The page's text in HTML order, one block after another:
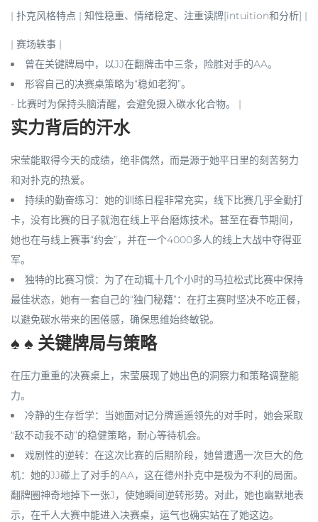
| 扑克风格特点 | 知性稳重、情绪稳定、注重读牌[intuition和分析] |
| 赛场轶事 |
曾在关键牌局中，以JJ在翻牌击中三条，险胜对手的AA。
形容自己的决赛桌策略为“稳如老狗”。
- 比赛时为保持头脑清醒，会避免摄入碳水化合物。 |
实力背后的汗水
宋莹能取得今天的成绩，绝非偶然，而是源于她平日里的刻苦努力
和对扑克的热爱。
持续的勤奋练习：她的训练日程非常充实，线下比赛几乎全勤打
卡，没有比赛的日子就泡在线上平台磨炼技术。甚至在春节期间，
她也在与线上赛事“约会”，并在一个4000多人的线上大战中夺得亚
军。
独特的比赛习惯：为了在动辄十几个小时的马拉松式比赛中保持
最佳状态，她有一套自己的“独门秘籍”：在打主赛时坚决不吃正餐，
以避免碳水带来的困倦感，确保思维始终敏锐。
♠️ ♠️ 关键牌局与策略
在压力重重的决赛桌上，宋莹展现了她出色的洞察力和策略调整能
力。
冷静的生存哲学：当她面对记分牌遥遥领先的对手时，她会采取
“敌不动我不动”的稳健策略，耐心等待机会。
戏剧性的逆转：在这次比赛的后期阶段，她曾遭遇一次巨大的危
机：她的JJ碰上了对手的AA，这在德州扑克中是极为不利的局面。
翻牌圈神奇地掉下一张J，使她瞬间逆转形势。对此，她也幽默地表
示，在千人大赛中能进入决赛桌，运气也确实站在了她这边。